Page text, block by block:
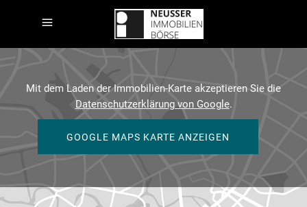
Mit dem Laden der Immobilien-Karte akzeptieren Sie die
Datenschutzerklärung von Google.
GOOGLE MAPS KARTE ANZEIGEN